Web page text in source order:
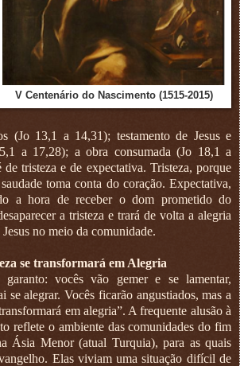
V Centenário do Nascimento (1515-2015)
(Jo 13,1 a 14,31); testamento de Jesus e
a 17,28); a obra consumada (Jo 18,1 a
tristeza e de expectativa. Tristeza, porque
toma conta do coração. Expectativa,
a hora de receber o dom prometido do
a tristeza e trará de volta a alegria
no meio da comunidade.
se transformará em Alegria
vocês vão gemer e se lamentar,
se alegrar. Vocês ficarão angustiados, mas a
em alegria”. A frequente alusão à
reflete o ambiente das comunidades do fim
Ásia Menor (atual Turquia), para as quais
Elas viviam uma situação difícil de